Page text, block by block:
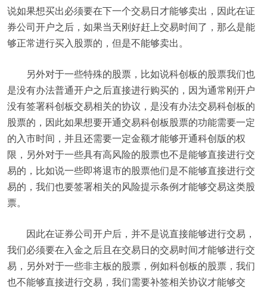
说如果想买出必须要在下一个交易日才能够卖出，因此在证
券公司开户之后，如果当天刚好赶上交易时间了，那么是能
够正常进行买入股票的，但是不能够卖出。
另外对于一些特殊的股票，比如说科创板的股票我们也
是没有办法普通开户之后直接进行购买的，因为通常刚开户
没有签署科创板交易相关的协议，是没有办法交易科创板的
股票的，因此如果想要开通交易科创板股票的功能需要一定
的入市时间，并且还需要一定金额才能够开通科创版的权
限，另外对于一些具有高风险的股票也不是能够直接进行交
易的，比如说一些即将退市的股票他们是不能够直接进行交
易的，我们也要签署相关的风险提示条例才能够交易这类股
票。
因此在证券公司开户后，并不是说直接能够进行交易，
我们必须要在入金之后且在交易日的交易时间才能够进行交
易，另外对于一些非主板的股票，例如科创板的股票，我们
也不能够直接进行交易，我们需要补签相关协议才能够交